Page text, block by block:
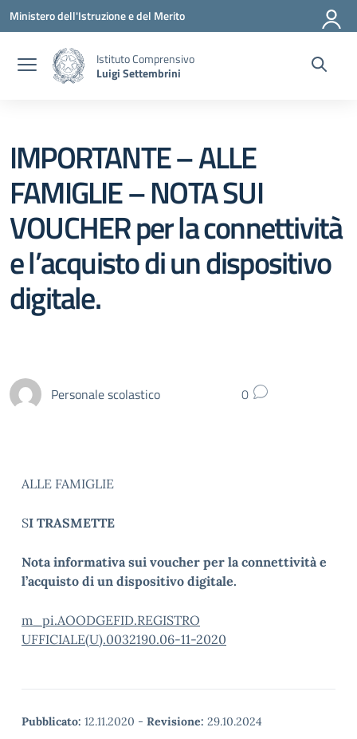
Vai ai contenuti
Vai al menu di navigazione
Vai al footer
Ministero dell'Istruzione e del Merito
Istituto Comprensivo
Luigi Settembrini
IMPORTANTE – ALLE
FAMIGLIE – NOTA SUI
VOUCHER per la connettività
e l’acquisto di un dispositivo
digitale.
Personale scolastico 0
ALLE FAMIGLIE
SI TRASMETTE
Nota informativa sui voucher per la connettività e
l’acquisto di un dispositivo digitale.
m_pi.AOODGEFID.REGISTRO
UFFICIALE(U).0032190.06-11-2020
Pubblicato: 12.11.2020 - Revisione: 29.10.2024